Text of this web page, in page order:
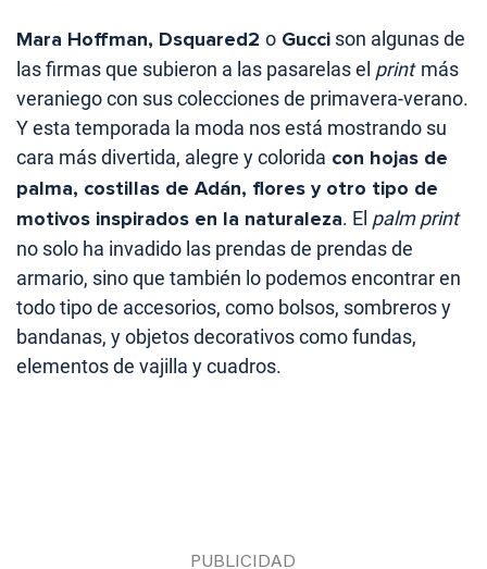
Mara Hoffman, Dsquared2 o Gucci son algunas de
las firmas que subieron a las pasarelas el printmás
veraniego con sus colecciones de primavera-verano.
Y esta temporada la moda nos está mostrando su
cara más divertida, alegre y colorida con hojas de
palma, costillas de Adán, flores y otro tipo de
motivos inspirados en la naturaleza. El palm print
no solo ha invadido las prendas de prendas de
armario, sino que también lo podemos encontrar en
todo tipo de accesorios, como bolsos, sombreros y
bandanas, y objetos decorativos como fundas,
elementos de vajilla y cuadros.